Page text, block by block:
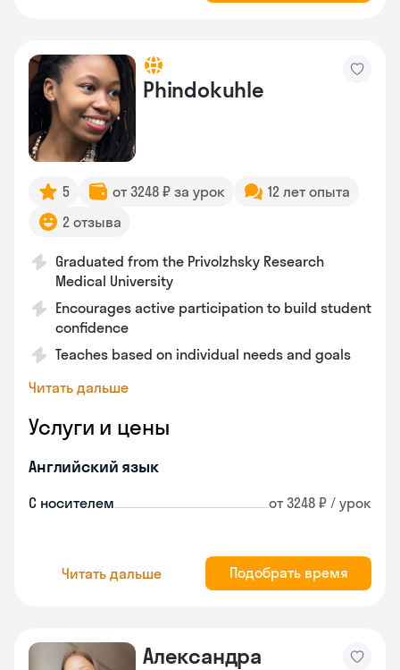
Phindokuhle
5 от 3248 ₽ за урок
12 лет опыта
2 отзыва
Graduated from the Privolzhsky Research
Medical University
Encourages active participation to build student
confidence
Teaches based on individual needs and goals
Читать дальше
Услуги и цены
Английский язык
С носителем от 3248 ₽ / урок
Читать дальше Подобрать время
Александра